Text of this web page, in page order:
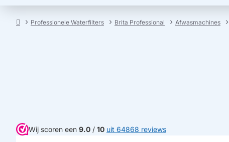
op
Professionele Waterfilters Brita Professional Afwasmachines
Wij scoren een 9.0 / 10 uit 64868 reviews